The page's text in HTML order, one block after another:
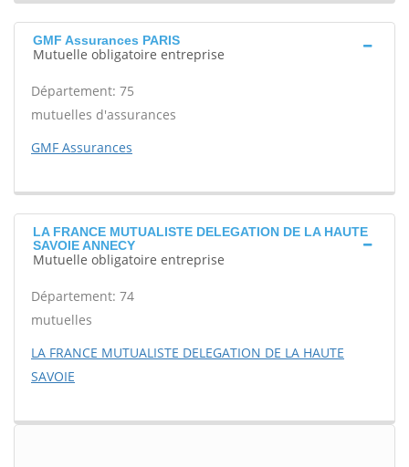
GMF Assurances PARIS
Mutuelle obligatoire entreprise
Département: 75
mutuelles d'assurances
GMF Assurances
LA FRANCE MUTUALISTE DELEGATION DE LA HAUTE
SAVOIE ANNECY
Mutuelle obligatoire entreprise
Département: 74
mutuelles
LA FRANCE MUTUALISTE DELEGATION DE LA HAUTE
SAVOIE